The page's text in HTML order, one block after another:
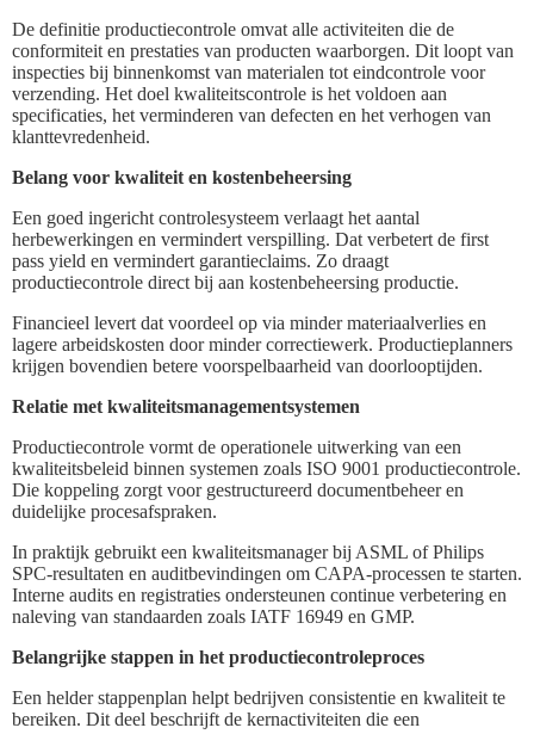
De definitie productiecontrole omvat alle activiteiten die de
conformiteit en prestaties van producten waarborgen. Dit loopt van
inspecties bij binnenkomst van materialen tot eindcontrole voor
verzending. Het doel kwaliteitscontrole is het voldoen aan
specificaties, het verminderen van defecten en het verhogen van
klanttevredenheid.
Belang voor kwaliteit en kostenbeheersing
Een goed ingericht controlesysteem verlaagt het aantal
herbewerkingen en vermindert verspilling. Dat verbetert de first
pass yield en vermindert garantieclaims. Zo draagt
productiecontrole direct bij aan kostenbeheersing productie.
Financieel levert dat voordeel op via minder materiaalverlies en
lagere arbeidskosten door minder correctiewerk. Productieplanners
krijgen bovendien betere voorspelbaarheid van doorlooptijden.
Relatie met kwaliteitsmanagementsystemen
Productiecontrole vormt de operationele uitwerking van een
kwaliteitsbeleid binnen systemen zoals ISO 9001 productiecontrole.
Die koppeling zorgt voor gestructureerd documentbeheer en
duidelijke procesafspraken.
In praktijk gebruikt een kwaliteitsmanager bij ASML of Philips
SPC-resultaten en auditbevindingen om CAPA-processen te starten.
Interne audits en registraties ondersteunen continue verbetering en
naleving van standaarden zoals IATF 16949 en GMP.
Belangrijke stappen in het productiecontroleproces
Een helder stappenplan helpt bedrijven consistentie en kwaliteit te
bereiken. Dit deel beschrijft de kernactiviteiten die een